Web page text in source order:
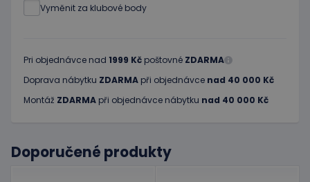
Vyměnit za klubové body
Pri objednávce nad 1999 Kč poštovné ZDARMA
Doprava nábytku ZDARMA při objednávce nad 40 000 Kč
Montáž ZDARMA při objednávce nábytku nad 40 000 Kč
Doporučené produkty